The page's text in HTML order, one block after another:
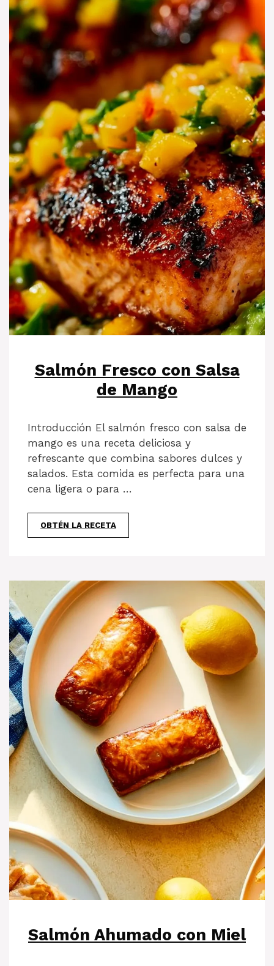
Salmón Fresco con Salsa
de Mango
Introducción El salmón fresco con salsa de
mango es una receta deliciosa y
refrescante que combina sabores dulces y
salados. Esta comida es perfecta para una
cena ligera o para …
OBTÉN LA RECETA
Salmón Ahumado con Miel